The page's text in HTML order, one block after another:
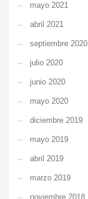
mayo 2021
abril 2021
septiembre 2020
julio 2020
junio 2020
mayo 2020
diciembre 2019
mayo 2019
abril 2019
marzo 2019
noviembre 2018